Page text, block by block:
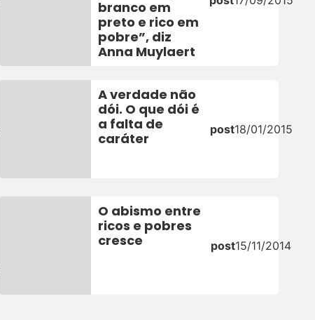
branco em
preto e rico em
pobre”, diz
Anna Muylaert
A verdade não
dói. O que dói é
a falta de
caráter
post18/01/2015
O abismo entre
ricos e pobres
cresce
post15/11/2014